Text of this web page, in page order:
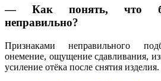
— Как понять, что
неправильно?
Признаками неправильного
онемение, ощущение сдавливания,
усиление отёка после снятия изделия.